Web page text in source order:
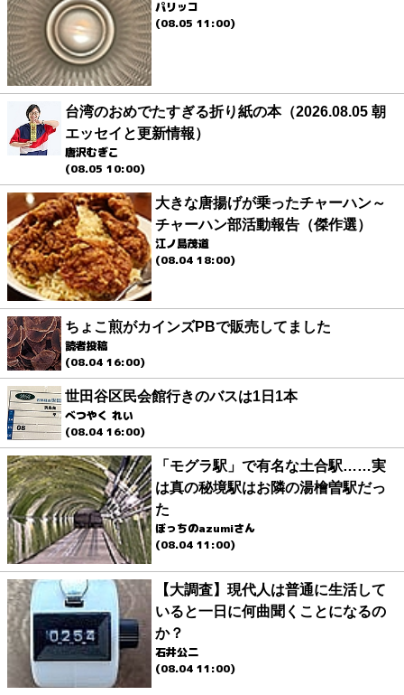
パリッコ
(08.05 11:00)
台湾のおめでたすぎる折り紙の本（2026.08.05 朝
エッセイと更新情報）
唐沢むぎこ
(08.05 10:00)
大きな唐揚げが乗ったチャーハン～
チャーハン部活動報告（傑作選）
江ノ島茂道
(08.04 18:00)
ちょこ煎がカインズPBで販売してました
読者投稿
(08.04 16:00)
世田谷区民会館行きのバスは1日1本
べつやく れい
(08.04 16:00)
「モグラ駅」で有名な土合駅……実
は真の秘境駅はお隣の湯檜曽駅だっ
た
ぼっちのazumiさん
(08.04 11:00)
【大調査】現代人は普通に生活して
いると一日に何曲聞くことになるの
か？
石井公二
(08.04 11:00)